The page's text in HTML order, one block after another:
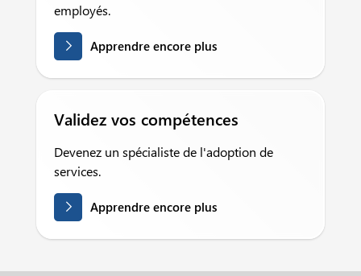
employés.
Apprendre encore plus
Validez vos compétences
Devenez un spécialiste de l'adoption de
services.
Apprendre encore plus